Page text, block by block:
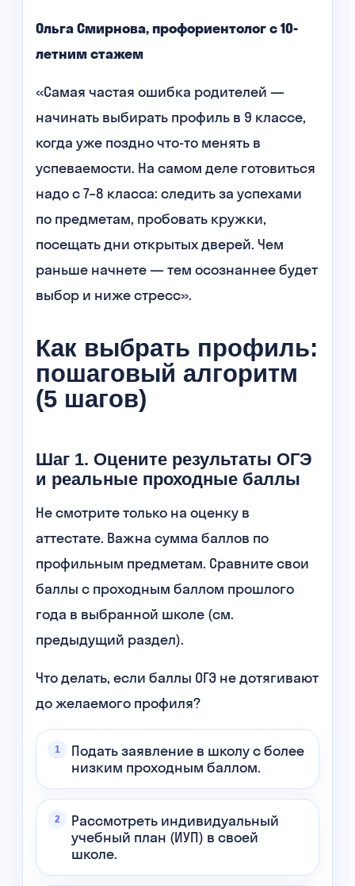
Ольга Смирнова, профориентолог с 10-
летним стажем
«Самая частая ошибка родителей —
начинать выбирать профиль в 9 классе,
когда уже поздно что-то менять в
успеваемости. На самом деле готовиться
надо с 7–8 класса: следить за успехами
по предметам, пробовать кружки,
посещать дни открытых дверей. Чем
раньше начнете — тем осознаннее будет
выбор и ниже стресс».
Как выбрать профиль:
пошаговый алгоритм
(5 шагов)
Шаг 1. Оцените результаты ОГЭ
и реальные проходные баллы
Не смотрите только на оценку в
аттестате. Важна сумма баллов по
профильным предметам. Сравните свои
баллы с проходным баллом прошлого
года в выбранной школе (см.
предыдущий раздел).
Что делать, если баллы ОГЭ не дотягивают
до желаемого профиля?
Подать заявление в школу с более
низким проходным баллом.
Рассмотреть индивидуальный
учебный план (ИУП) в своей
школе.